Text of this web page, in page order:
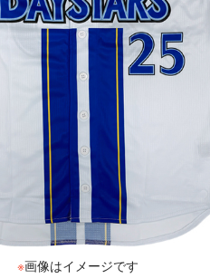
※画像はイメージです